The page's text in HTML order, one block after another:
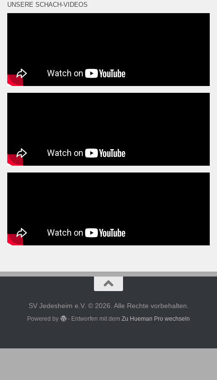
UNSERE SCHACH-VIDEOS
SV Jedesheim e.V. © 2026. Alle Rechte vorbehalten.
Powered by - Entworfen mit dem Zu Hueman Pro wechseln